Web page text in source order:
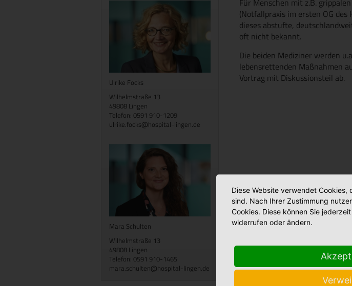
Ulrike Focks
Wilhelmstraße 13
49808 Lingen
Telefon: 0591 910-1209
ulrike.focks@hospital-lingen.de
Mara Schulten
Wilhelmstraße 13
49808 Lingen
Telefon: 0591 910-1465
mara.schulten@hospital-lingen.de
Für Menschen mit z.B.
(Notfallpraxis im ersten OG
dieses abstufte,
oft nicht bekannt.
Die beiden Mediziner werden
lebensrettenden Maßnahmen
Vortrag mit Diskussionsteil ab.
Diese Website verwendet
sind. Nach Ihrer Zustimmung
Cookies. Diese können Sie
widerrufen oder ändern.